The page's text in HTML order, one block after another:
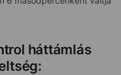
háttámlás